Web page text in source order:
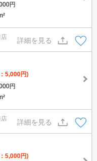
円
店
詳細を見る
5,000円)
円
店
詳細を見る
5,000円)